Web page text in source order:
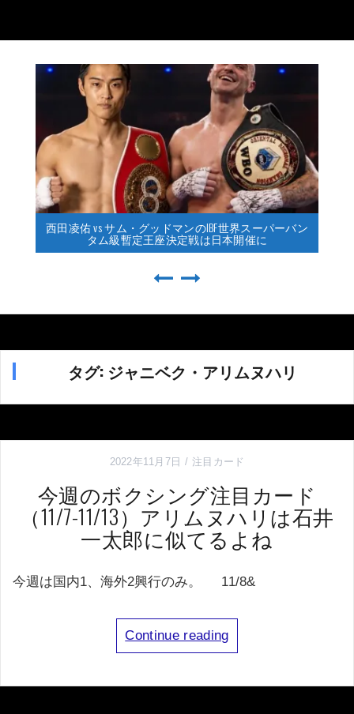
西田凌佑 vs サム・グッドマンのIBF世界スーパーバン
タム級暫定王座決定戦は日本開催に
タグ: ジャニベク・アリムヌハリ
2022年11月7日 注目カード
今週のボクシング注目カード
（11/7-11/13）アリムヌハリは石井
一太郎に似てるよね
今週は国内1、海外2興行のみ。 11/8&
Continue reading